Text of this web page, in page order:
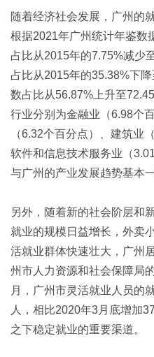
随着经济社会发展，广州的
根据2021年广州统计年鉴数
占比从2015年的7.75%减少
占比从2015年的35.38%下
数占比从56.87%上升至
行业分别为金融业（6.98个
（6.32个百分点）、建筑业
软件和信息技术服务业（
与广州的产业发展趋势基本一
另外，随着新的社会阶层和
就业的规模日益增长，外卖
活就业群体快速壮大，广州
州市人力资源和社会保障局
月，广州市灵活就业人员的
人，相比2020年3月底增加
之下稳定就业的重要渠道。